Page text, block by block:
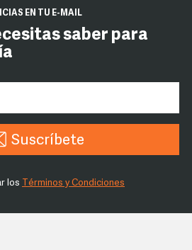
EN TU E-MAIL
saber para
Suscríbete
los Términos y Condiciones